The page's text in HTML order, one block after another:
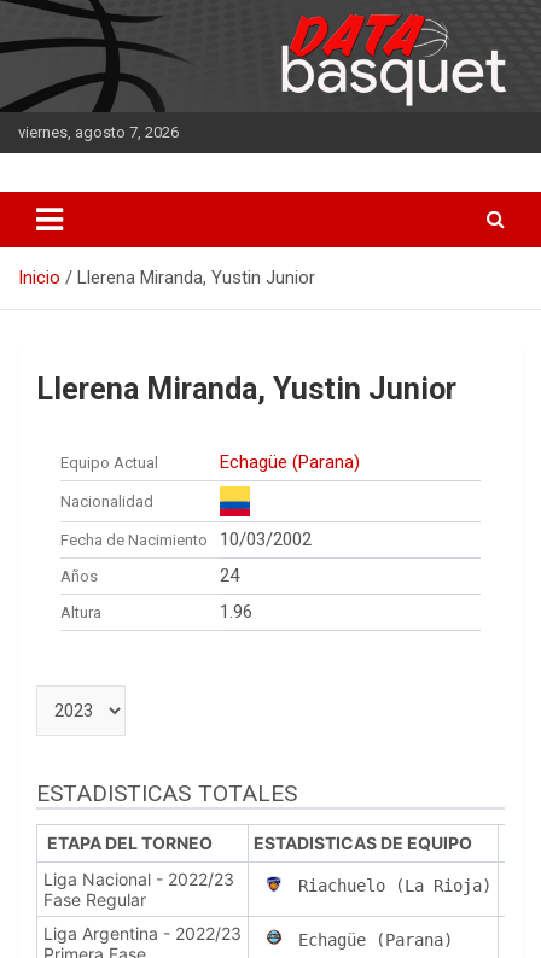
Saltar
al
contenido
viernes, agosto 7, 2026
DATA Basquet
Inicio Llerena Miranda, Yustin Junior
Llerena Miranda, Yustin Junior
Equipo Actual Echagüe (Parana)
Nacionalidad
Fecha de Nacimiento 10/03/2002
Años 24
Altura 1.96
ESTADISTICAS TOTALES
ETAPA DEL TORNEO ESTADISTICAS DE EQUIPO
Liga Nacional - 2022/23
Fase Regular
Riachuelo (La Rioja)
Liga Argentina - 2022/23
Echagüe (Parana)